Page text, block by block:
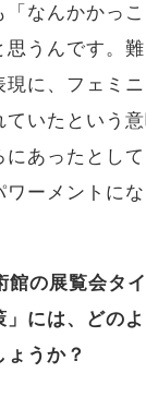
なんかかっ
うんです。
現に、フェミ
ていたという
あったとし
ーメントに
の展覧会タ
」には、どの
うか？